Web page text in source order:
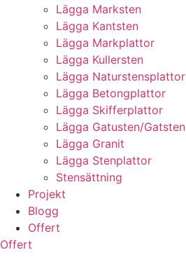
Lägga Marksten
Lägga Kantsten
Lägga Markplattor
Lägga Kullersten
Lägga Naturstensplattor
Lägga Betongplattor
Lägga Skifferplattor
Lägga Gatusten/Gatsten
Lägga Granit
Lägga Stenplattor
Stensättning
Projekt
Blogg
Offert
Offert